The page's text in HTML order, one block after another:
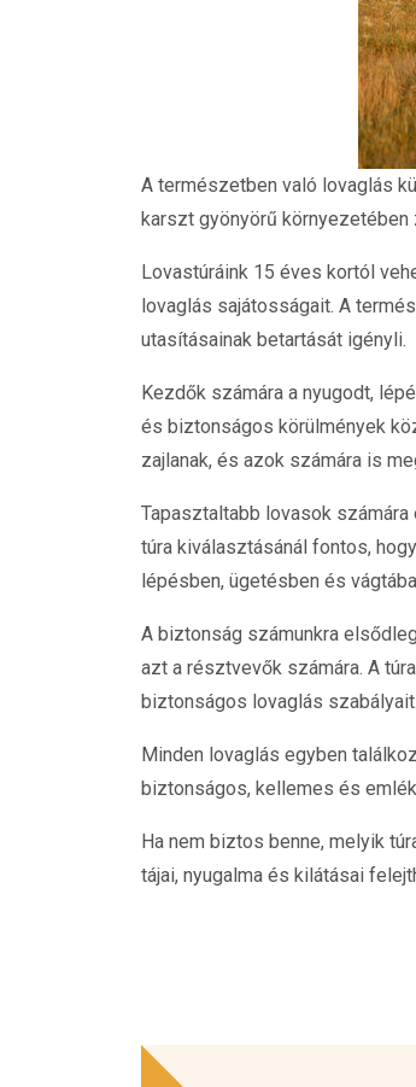
A természetben való lovaglás
karszt gyönyörű környezetében
Lovastúráink 15 éves kortól
lovaglás sajátosságait. A
utasításainak betartását igényli.
Kezdők számára a nyugodt,
és biztonságos körülmények
zajlanak, és azok számára is
Tapasztaltabb lovasok
túra kiválasztásánál fontos,
lépésben, ügetésben és
A biztonság számunkra
azt a résztvevők számára. A
biztonságos lovaglás szabályait.
Minden lovaglás egyben
biztonságos, kellemes és
Ha nem biztos benne, melyik
tájai, nyugalma és kilátásai